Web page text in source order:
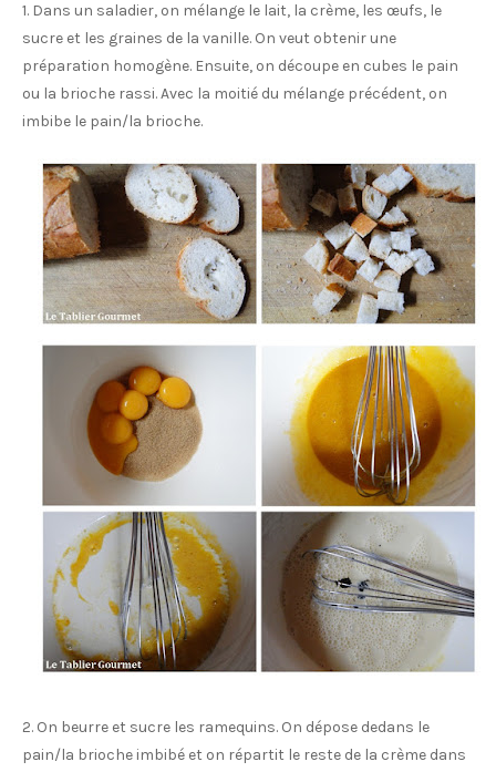
1. Dans un saladier, on mélange le lait, la crème, les œufs, le
sucre et les graines de la vanille. On veut obtenir une
préparation homogène. Ensuite, on découpe en cubes le pain
ou la brioche rassi. Avec la moitié du mélange précédent, on
imbibe le pain/la brioche.
2. On beurre et sucre les ramequins. On dépose dedans le
pain/la brioche imbibé et on répartit le reste de la crème dans